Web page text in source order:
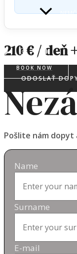
BOOK NOW
210 € / deň
ODOSLAŤ
Pošlite nám dopyt
Name
Surname
E-mail